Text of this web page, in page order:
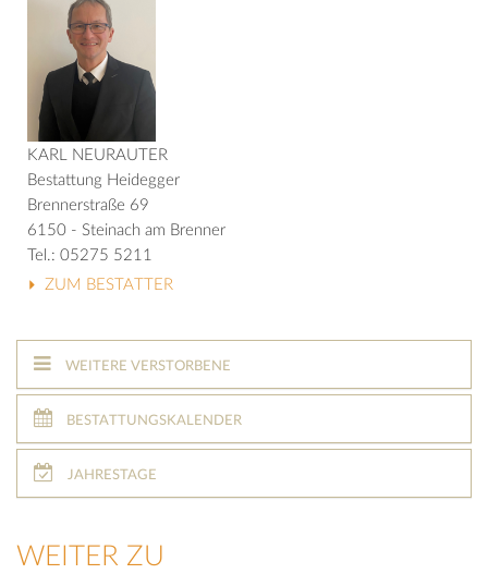
KARL NEURAUTER
Bestattung Heidegger
Brennerstraße 69
6150 - Steinach am Brenner
Tel.: 05275 5211
ZUM BESTATTER
WEITERE VERSTORBENE
BESTATTUNGSKALENDER
JAHRESTAGE
WEITER ZU